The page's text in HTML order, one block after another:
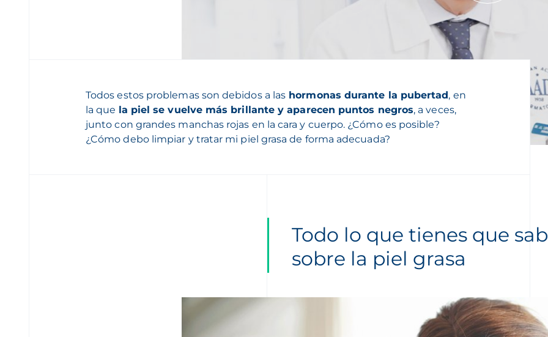
Todos estos problemas son debidos a las hormonas durante la pubertad, en
la que la piel se vuelve más brillante y aparecen puntos negros, a veces,
junto con grandes manchas rojas en la cara y cuerpo. ¿Cómo es posible?
¿Cómo debo limpiar y tratar mi piel grasa de forma adecuada?
Todo lo que tienes que
sobre la piel grasa